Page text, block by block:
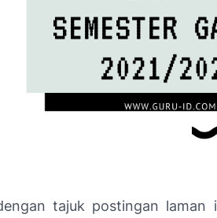
tajuk postingan laman